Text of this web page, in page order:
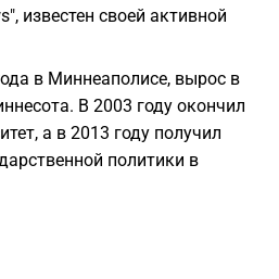
известен своей активной
в Миннеаполисе, вырос в
В 2003 году окончил
а в 2013 году получил
политики в